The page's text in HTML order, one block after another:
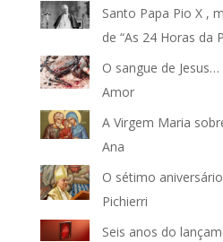
Santo Papa Pio X ,
de “As 24 Horas da
O sangue de
Amor
A Virgem Maria
Ana
O sétimo
Pichierri
Seis anos do